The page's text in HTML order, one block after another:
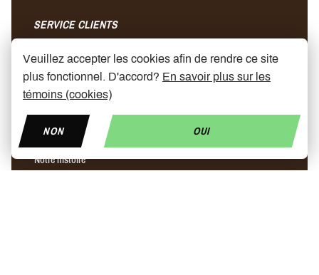
SERVICE CLIENTS
Questions fréquemment posées
Conditions générales de vente
Envois & retours
A PROPOS DE NOUS
Notre histoire
Veuillez accepter les cookies afin de rendre ce site
plus fonctionnel. D'accord? En savoir plus sur les
témoins (cookies)
NON OUI